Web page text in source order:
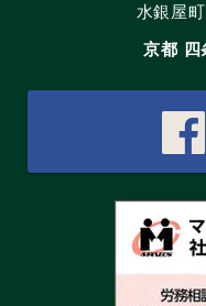
水銀屋
京都 四